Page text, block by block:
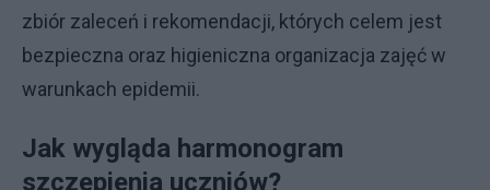
zbiór zaleceń i rekomendacji, których celem jest
bezpieczna oraz higieniczna organizacja zajęć w
warunkach epidemii.
Jak wygląda harmonogram
szczepienia uczniów?